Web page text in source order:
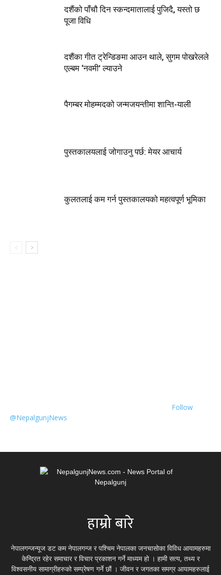
दशैंको पाँचौ दिन स्कन्दमातालाई पुजिदै, यस्तो छ
पूजा विधि
दशैंका गीत ट्रेन्डिङमा आउन थाले, सुगम पोखरेलले
एल्बम ‘नवमी’ ल्याउने
पैगम्बर मोहम्मदको जन्मजयन्तीमा शान्ति-याली
पुस्तकालयलाई जोगाउनु पर्छ: मेयर आचार्य
कुलतलाई कम गर्न पुस्तकालयको महत्वपूर्ण भूमिका
Follow
@NepalgunjNews
हाम्रो बारे
नेपालगन्जन्यूज डट कम नेपालगन्ज र पश्चिम नेपालका जनचासोका विविध आयामहरुमा
केन्द्रित रहेर समाचार र विचार प्रकाशन गर्ने माध्यम हो । हामी सत्य, तथ्य र
विश्वसनीय सामाग्रीहरुको सम्प्रेषण गर्ने छौं । जीवन र जगतका समग्र आयामहरुलाई